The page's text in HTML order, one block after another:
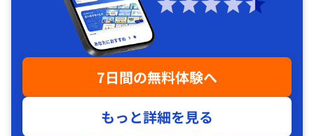
7日間の無料体験へ
もっと詳細を見る